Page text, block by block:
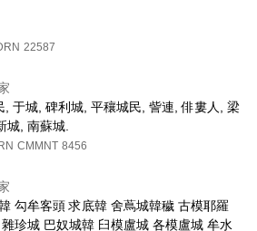
22587
, 于城, 碑利城, 平穰城民, 訾連, 俳婁人, 梁
城, 南蘇城.
CMMNT 8456
勾牟客頭 求底韓 舍蔦城韓穢 古模耶羅
珍城 巴奴城韓 臼模盧城 各模盧城 牟水